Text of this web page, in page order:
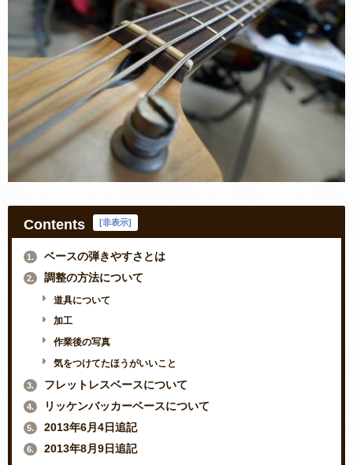
Contents [非表示]
1. ベースの弾きやすさとは
2. 調整の方法について
道具について
加工
作業後の写真
気をつけてたほうがいいこと
3. フレットレスベースについて
4. リッケンバッカーベースについて
5. 2013年6月4日追記
6. 2013年8月9日追記